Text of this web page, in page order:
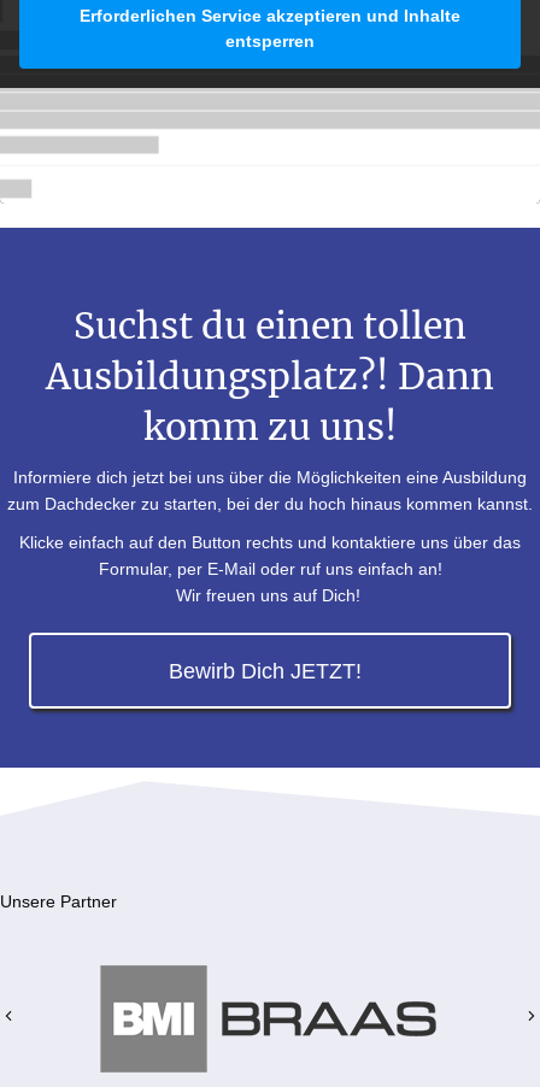
Erforderlichen Service akzeptieren und Inhalte
entsperren
Suchst du einen tollen
Ausbildungsplatz?! Dann
komm zu uns!
Informiere dich jetzt bei uns über die Möglichkeiten eine Ausbildung
zum Dachdecker zu starten, bei der du hoch hinaus kommen kannst.
Klicke einfach auf den Button rechts und kontaktiere uns über das
Formular, per E-Mail oder ruf uns einfach an!
Wir freuen uns auf Dich!
Bewirb Dich JETZT!
Unsere Partner
Previous